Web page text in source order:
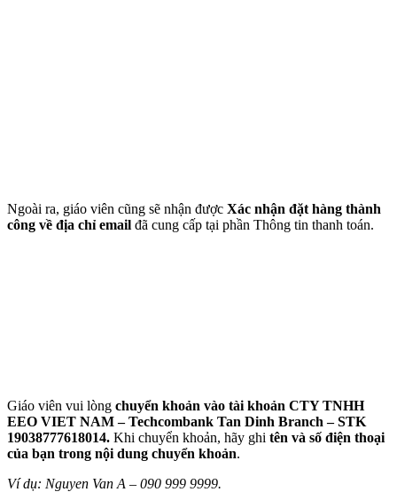
Ngoài ra, giáo viên cũng sẽ nhận được Xác nhận đặt hàng thành
công về địa chỉ email đã cung cấp tại phần Thông tin thanh toán.
Giáo viên vui lòng chuyển khoản vào tài khoản CTY TNHH
EEO VIET NAM – Techcombank Tan Dinh Branch – STK
19038777618014. Khi chuyển khoản, hãy ghi tên và số điện thoại
của bạn trong nội dung chuyển khoản.
Ví dụ: Nguyen Van A – 090 999 9999.